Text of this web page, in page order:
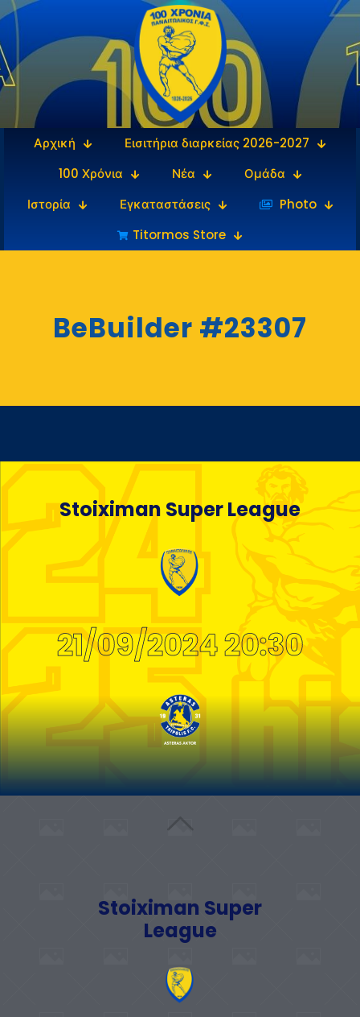
Αρχική
Εισιτήρια διαρκείας 2026-2027
100 Χρόνια
Νέα
Ομάδα
Ιστορία
Εγκαταστάσεις
‎‏‏‎ ‎Photo
Titormos Store
BeBuilder #23307
Stoiximan Super League
21/09/2024 20:30
Stoiximan Super
League